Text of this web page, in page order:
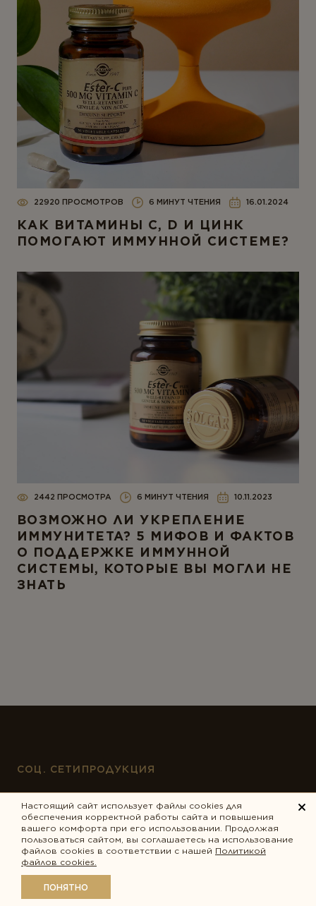
22920 ПРОСМОТРОВ 6 МИНУТ ЧТЕНИЯ 16.01.2024
КАК ВИТАМИНЫ C, D И ЦИНК
ПОМОГАЮТ ИММУННОЙ СИСТЕМЕ?
2442 ПРОСМОТРА 6 МИНУТ ЧТЕНИЯ 10.11.2023
ВОЗМОЖНО ЛИ УКРЕПЛЕНИЕ
ИММУНИТЕТА? 5 МИФОВ И ФАКТОВ
О ПОДДЕРЖКЕ ИММУННОЙ
СИСТЕМЫ, КОТОРЫЕ ВЫ МОГЛИ НЕ
ЗНАТЬ
Настоящий сайт использует файлы cookies для
обеспечения корректной работы сайта и повышения
вашего комфорта при его использовании. Продолжая
пользоваться сайтом, вы соглашаетесь на использование
файлов cookies в соответствии с нашей Политикой
файлов cookies.
ПОНЯТНО
СОЦ. СЕТИ
Вконтакте
YouTube
Telegram
ПРОДУКЦИЯ
Антистресс
Внимание и память
Диета и детокс
Для детей